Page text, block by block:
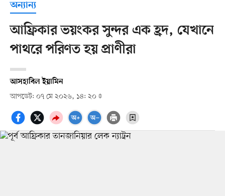
অন্যান্য
আফ্রিকার ভয়ংকর সুন্দর এক হ্রদ, যেখানে
পাথরে পরিণত হয় প্রাণীরা
আসহাবিল ইয়ামিন
আপডেট: ০৭ মে ২০২৬, ১৪: ২০